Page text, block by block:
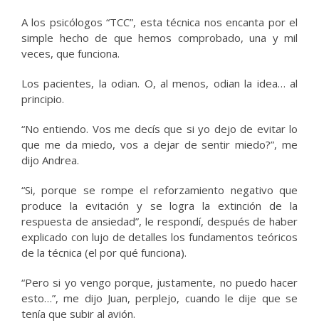
A los psicólogos “TCC”, esta técnica nos encanta por el
simple hecho de que hemos comprobado, una y mil
veces, que funciona.
Los pacientes, la odian. O, al menos, odian la idea… al
principio.
“No entiendo. Vos me decís que si yo dejo de evitar lo
que me da miedo, vos a dejar de sentir miedo?”, me
dijo Andrea.
“Si, porque se rompe el reforzamiento negativo que
produce la evitación y se logra la extinción de la
respuesta de ansiedad”, le respondí, después de haber
explicado con lujo de detalles los fundamentos teóricos
de la técnica (el por qué funciona).
“Pero si yo vengo porque, justamente, no puedo hacer
esto…”, me dijo Juan, perplejo, cuando le dije que se
tenía que subir al avión.